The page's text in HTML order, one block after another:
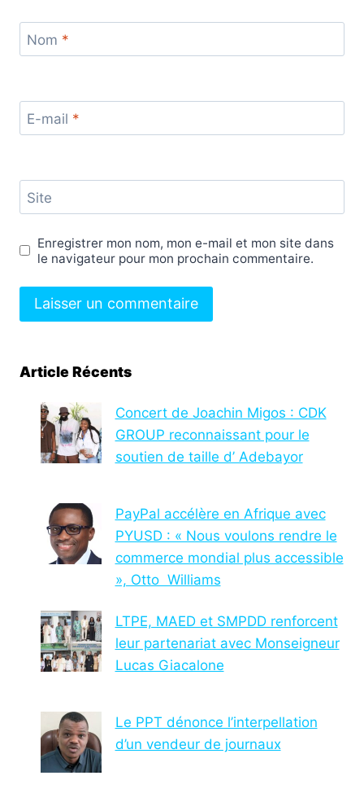
Nom *
E-mail *
Site
Enregistrer mon nom, mon e-mail et mon site dans
le navigateur pour mon prochain commentaire.
Article Récents
Concert de Joachin Migos : CDK
GROUP reconnaissant pour le
soutien de taille d’ Adebayor
PayPal accélère en Afrique avec
PYUSD : « Nous voulons rendre le
commerce mondial plus accessible
», Otto Williams
LTPE, MAED et SMPDD renforcent
leur partenariat avec Monseigneur
Lucas Giacalone
Le PPT dénonce l’interpellation
d’un vendeur de journaux